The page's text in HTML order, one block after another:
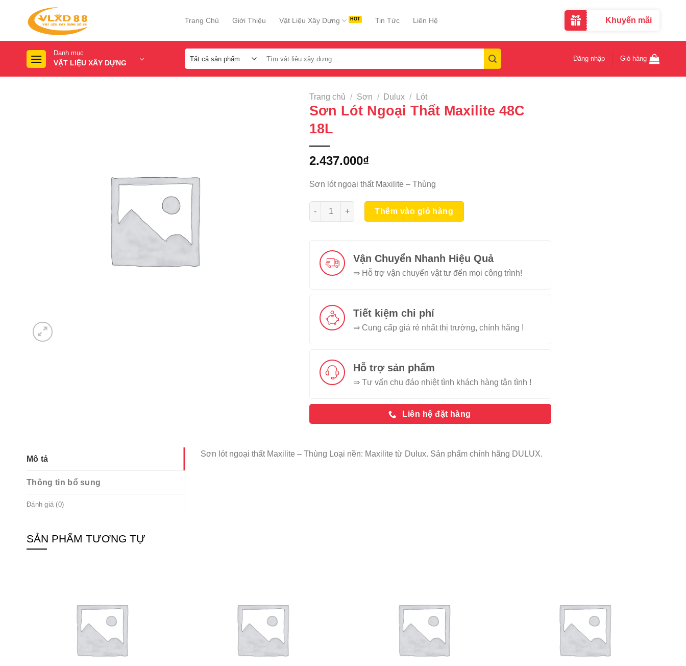
Trang Chủ Giới Thiệu Vật Liệu Xây Dựng Tin Tức Liên Hệ Khuyến mãi
Danh mục
VẬT LIỆU XÂY DỰNG
kiếm:
Đăng nhập Giỏ hàng
Trang chủ / Sơn / Dulux / Lót
Sơn Lót Ngoại Thất Maxilite 48C
18L
2.437.000₫
Sơn lót ngoại thất Maxilite – Thùng
Sơn Lót Ngoại Thất Maxilite 48C 18L số lượng
Thêm vào giỏ hàng
Vận Chuyển Nhanh Hiệu Quả
⇒ Hỗ trợ vận chuyển vật tư đến mọi công trình!
Tiết kiệm chi phí
⇒ Cung cấp giá rẻ nhất thị trường, chính hãng !
Hỗ trợ sản phẩm
⇒ Tư vấn chu đáo nhiệt tình khách hàng tận tình !
Liên hệ đặt hàng
Mô tả
Thông tin bổ sung
Đánh giá (0)
Sơn lót ngoại thất Maxilite – Thùng Loại nền: Maxilite từ Dulux. Sản phẩm chính hãng DULUX.
SẢN PHẨM TƯƠNG TỰ